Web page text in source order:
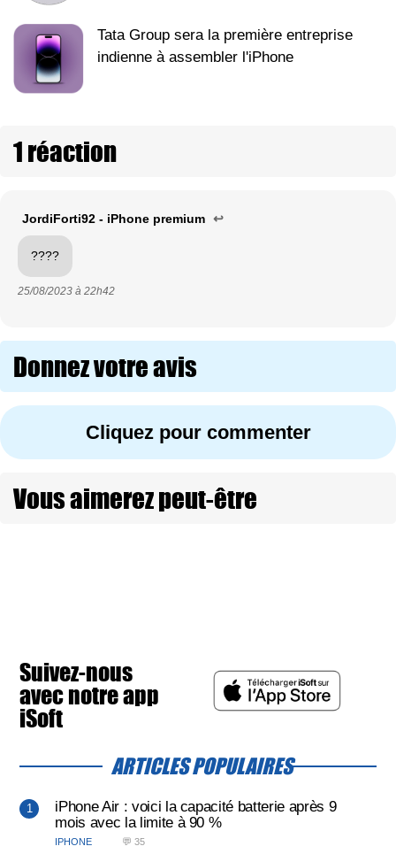
Tata Group sera la première entreprise
indienne à assembler l'iPhone
1 réaction
JordiForti92 - iPhone premium ↩
????
25/08/2023 à 22h42
Donnez votre avis
Cliquez pour commenter
Vous aimerez peut-être
Suivez-nous
avec notre app
iSoft
ARTICLES POPULAIRES
iPhone Air : voici la capacité batterie après 9
mois avec la limite à 90 %
IPHONE 💬 35